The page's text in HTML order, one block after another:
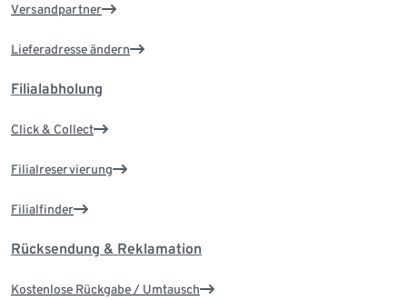
Versandpartner
Lieferadresse ändern
Filialabholung
Click & Collect
Filialreservierung
Filialfinder
Rücksendung & Reklamation
Kostenlose Rückgabe / Umtausch